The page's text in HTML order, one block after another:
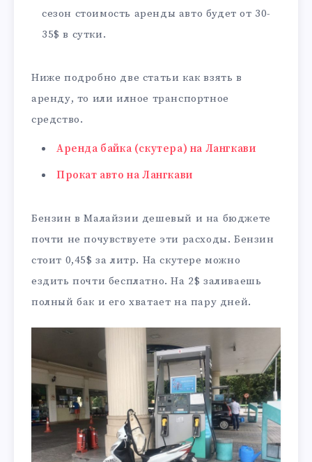
сезон стоимость аренды авто будет от 30-
35$ в сутки.
Ниже подробно две статьи как взять в
аренду, то или илное транспортное
средство.
Аренда байка (скутера) на Лангкави
Прокат авто на Лангкави
Бензин в Малайзии дешевый и на бюджете
почти не почувствуете эти расходы. Бензин
стоит 0,45$ за литр. На скутере можно
ездить почти бесплатно. На 2$ заливаешь
полный бак и его хватает на пару дней.